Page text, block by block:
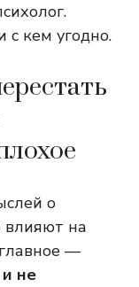
с кем угодно.
о
влияют на
—
не